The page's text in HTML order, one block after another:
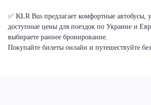
✅ KLR Bus предлагает комфортные автобусы,
доступные цены для поездок по Украине и
выбираете раннее бронирование.
Покупайте билеты онлайн и путешествуйте